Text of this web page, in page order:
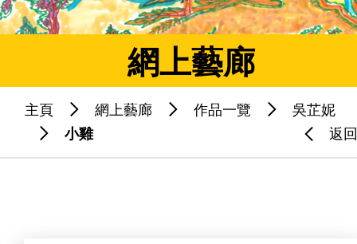
熱門關鍵字：藝術共融 藝術家
網上藝廊
主頁 網上藝廊 作品一覽
吳芷妮
小雞
返回